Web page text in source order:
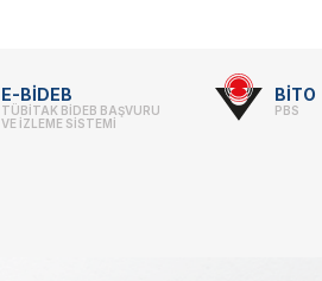
E-BİDEB
TÜBİTAK BİDEB BAŞVURU
VE İZLEME SİSTEMİ
BİTO
PBS